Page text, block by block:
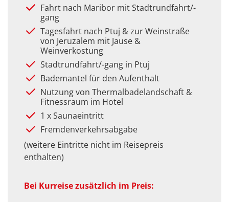
Fahrt nach Maribor mit Stadtrundfahrt/-
gang
Tagesfahrt nach Ptuj & zur Weinstraße
von Jeruzalem mit Jause &
Weinverkostung
Stadtrundfahrt/-gang in Ptuj
Bademantel für den Aufenthalt
Nutzung von Thermalbadelandschaft &
Fitnessraum im Hotel
1 x Saunaeintritt
Fremdenverkehrsabgabe
(weitere Eintritte nicht im Reisepreis
enthalten)
Bei Kurreise zusätzlich im Preis: